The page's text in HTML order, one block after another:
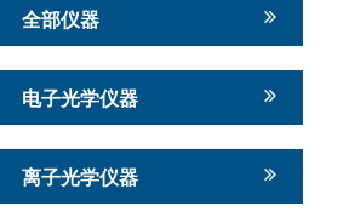
全部仪器
电子光学仪器
离子光学仪器